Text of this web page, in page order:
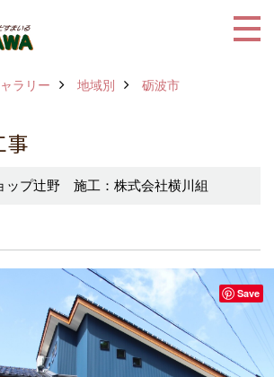
ラリー 地域別 砺波市
事
ップ辻野 施工：株式会社横川組
Save